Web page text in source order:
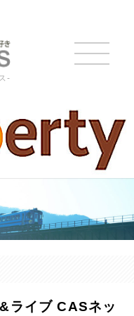
-
> アフガン難民支援へ
7日、総合文化会館で【舞
ライブ CASネッ